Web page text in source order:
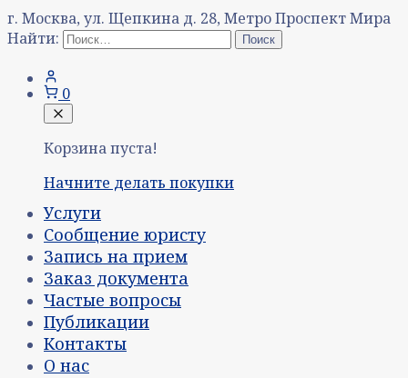
г. Москва, ул. Щепкина д. 28, Метро Проспект Мира
Найти:
0
Корзина пуста!
Начните делать покупки
Услуги
Сообщение юристу
Запись на прием
Заказ документа
Частые вопросы
Публикации
Контакты
О нас